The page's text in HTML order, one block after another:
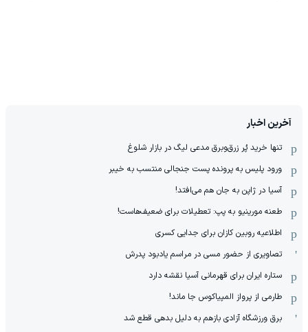
آخرین اخبار
تنها خرید پُر زرق‌وبرق مدعی لیگ در بازار شلوغ
ورود پلیس به پرونده پست جنجالی منتسب به خیبر
آسیا در ژاپن به جان هم می‌افتد!
طعنه مورینیو به پپ: تعطیلات برای ضعیف‌هاست!
اطلاعیه روبین کازان برای جدایی کسری
تصاویری از حضور مسی در مراسم یادبود پدرش
ستاره ایران برای قهرمانی آسیا نقشه دارد
طارمی از پرواز المپیاکوس جا ماند!
برق ورزشگاه آزادی بازهم به دلیل بدهی قطع شد